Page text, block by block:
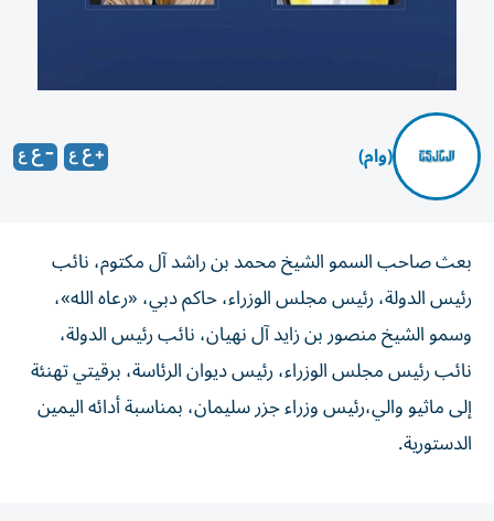
(وام)
بعث صاحب السمو الشيخ محمد بن راشد آل مكتوم، نائب
رئيس الدولة، رئيس مجلس الوزراء، حاكم دبي، «رعاه الله»،
وسمو الشيخ منصور بن زايد آل نهيان، نائب رئيس الدولة،
نائب رئيس مجلس الوزراء، رئيس ديوان الرئاسة، برقيتي تهنئة
إلى ماثيو والي،رئيس وزراء جزر سليمان، بمناسبة أدائه اليمين
الدستورية.